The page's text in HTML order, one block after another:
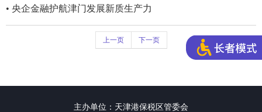
• 央企金融护航津门发展新质生产力
上一页 下一页
主办单位：天津港保税区管委会